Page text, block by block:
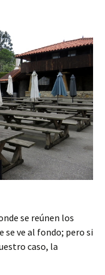
se reúnen los
se ve al fondo; pero si
caso, la